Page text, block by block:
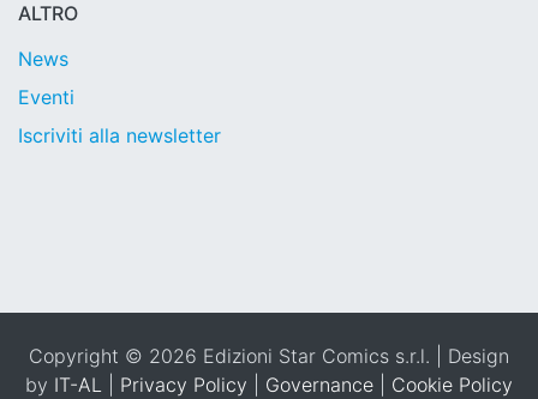
ALTRO
News
Eventi
Iscriviti alla newsletter
Copyright © 2026 Edizioni Star Comics s.r.l. | Design
by IT-AL Privacy Policy Governance Cookie Policy